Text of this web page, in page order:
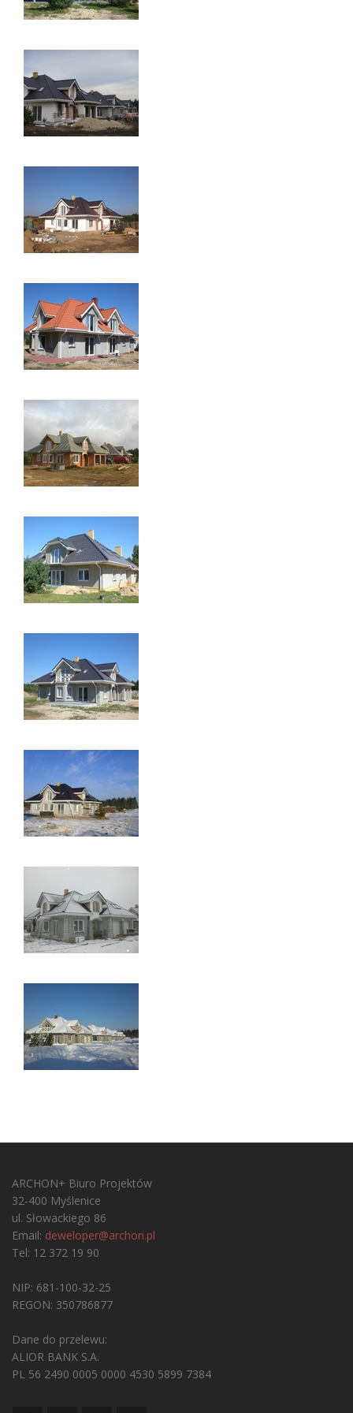
ARCHON+ Biuro Projektów
32-400 Myślenice
ul. Słowackiego 86
Email: deweloper@archon.pl
Tel: 12 372 19 90
NIP: 681-100-32-25
REGON: 350786877
Dane do przelewu:
ALIOR BANK S.A.
PL 56 2490 0005 0000 4530 5899 7384